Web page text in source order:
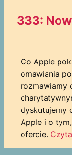
333:
Co Apple
omawiania
rozmawiamy
dyskutujemy
Apple i o
ofercie.